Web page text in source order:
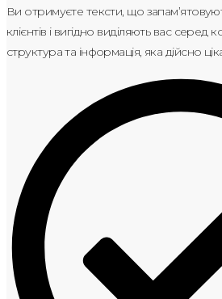
Ви отримуєте тексти, що
клієнтів і вигідно виділяють вас серед
структура та інформація, яка дійсно